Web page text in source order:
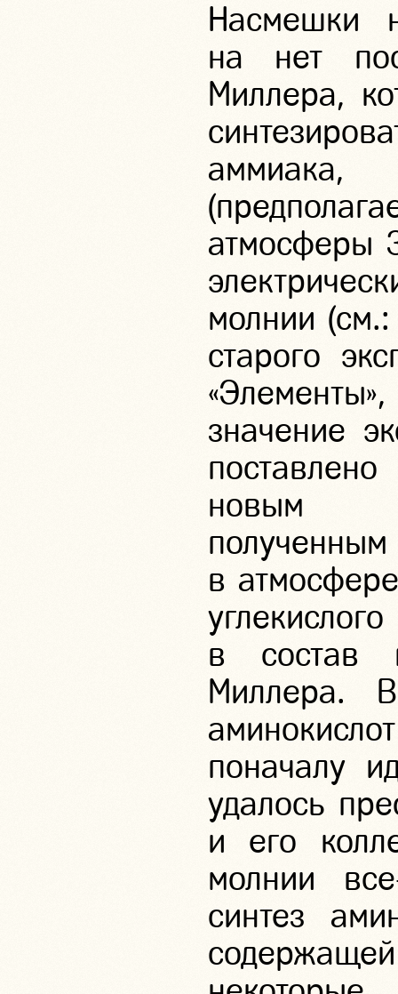
Насмешки
на нет
Миллера,
атмосферы
молнии
старого
значение
новым
в
в состав
Миллера.
поначалу
удалось
и его
молнии
синтез